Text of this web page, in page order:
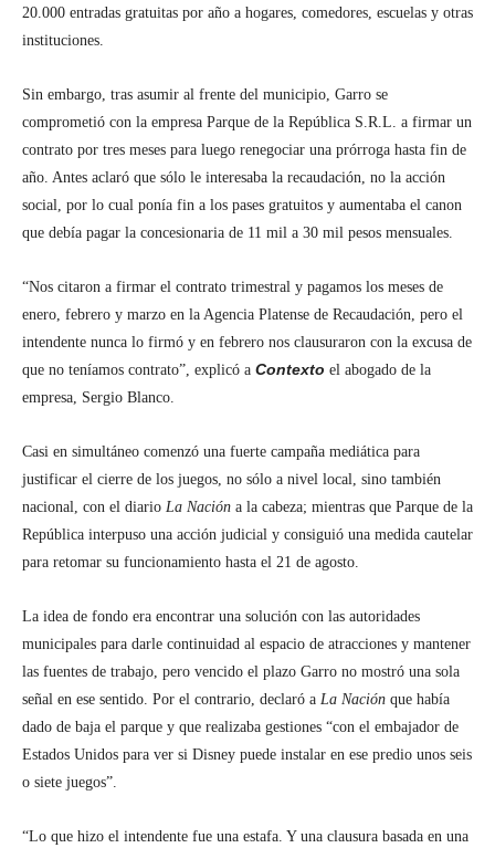
20.000 entradas gratuitas por año a hogares, comedores, escuelas y otras
instituciones.
Sin embargo, tras asumir al frente del municipio, Garro se
comprometió con la empresa Parque de la República S.R.L. a firmar un
contrato por tres meses para luego renegociar una prórroga hasta fin de
año. Antes aclaró que sólo le interesaba la recaudación, no la acción
social, por lo cual ponía fin a los pases gratuitos y aumentaba el canon
que debía pagar la concesionaria de 11 mil a 30 mil pesos mensuales.
“Nos citaron a firmar el contrato trimestral y pagamos los meses de
enero, febrero y marzo en la Agencia Platense de Recaudación, pero el
intendente nunca lo firmó y en febrero nos clausuraron con la excusa de
que no teníamos contrato”, explicó a Contexto el abogado de la
empresa, Sergio Blanco.
Casi en simultáneo comenzó una fuerte campaña mediática para
justificar el cierre de los juegos, no sólo a nivel local, sino también
nacional, con el diario La Nación a la cabeza; mientras que Parque de la
República interpuso una acción judicial y consiguió una medida cautelar
para retomar su funcionamiento hasta el 21 de agosto.
La idea de fondo era encontrar una solución con las autoridades
municipales para darle continuidad al espacio de atracciones y mantener
las fuentes de trabajo, pero vencido el plazo Garro no mostró una sola
señal en ese sentido. Por el contrario, declaró a La Nación que había
dado de baja el parque y que realizaba gestiones “con el embajador de
Estados Unidos para ver si Disney puede instalar en ese predio unos seis
o siete juegos”.
“Lo que hizo el intendente fue una estafa. Y una clausura basada en una